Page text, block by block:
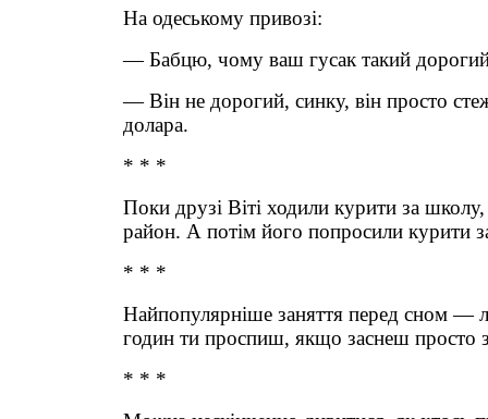
На одеському привозі:
— Бабцю, чому ваш гусак такий
— Він не дорогий, синку, він просто
долара.
* * *
Поки друзі Віті ходили курити за
район. А потім його попросили курити
* * *
Найпопулярніше заняття перед сном —
годин ти проспиш, якщо заснеш просто
* * *